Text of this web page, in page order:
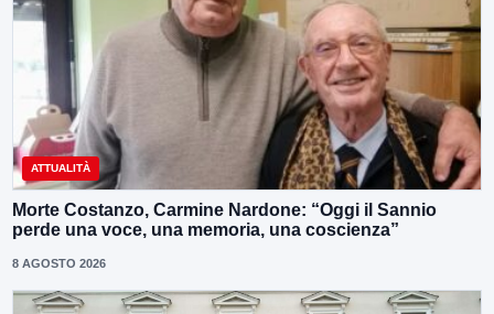
ATTUALITÀ
Morte Costanzo, Carmine Nardone: “Oggi il Sannio
perde una voce, una memoria, una coscienza”
8 AGOSTO 2026